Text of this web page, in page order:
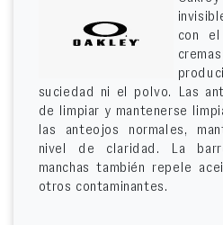
con
suciedad ni el polvo. Las
de limpiar y mantenerse
las anteojos normales,
nivel de claridad. La
manchas también repele
otros contaminantes.